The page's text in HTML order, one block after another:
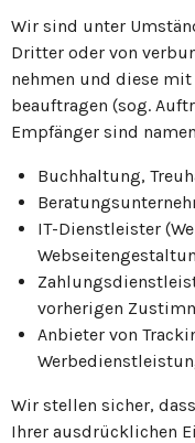
Wir sind unter
Dritter oder von
nehmen und diese
beauftragen (sog.
Empfänger sind
Buchhaltung,
IT-Dienstleister
vorherigen
Anbieter von
Wir stellen sicher,
Ihrer ausdrücklichen